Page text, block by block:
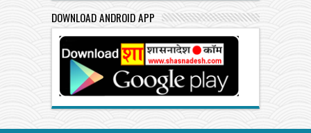
DOWNLOAD ANDROID APP